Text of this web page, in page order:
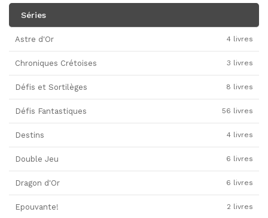
Séries
Astre d'Or 4 livres
Chroniques Crétoises 3 livres
Défis et Sortilèges 8 livres
Défis Fantastiques 56 livres
Destins 4 livres
Double Jeu 6 livres
Dragon d'Or 6 livres
Epouvante! 2 livres